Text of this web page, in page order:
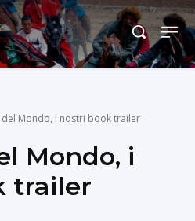
del Mondo, i nostri book trailer
Mondo, i
trailer